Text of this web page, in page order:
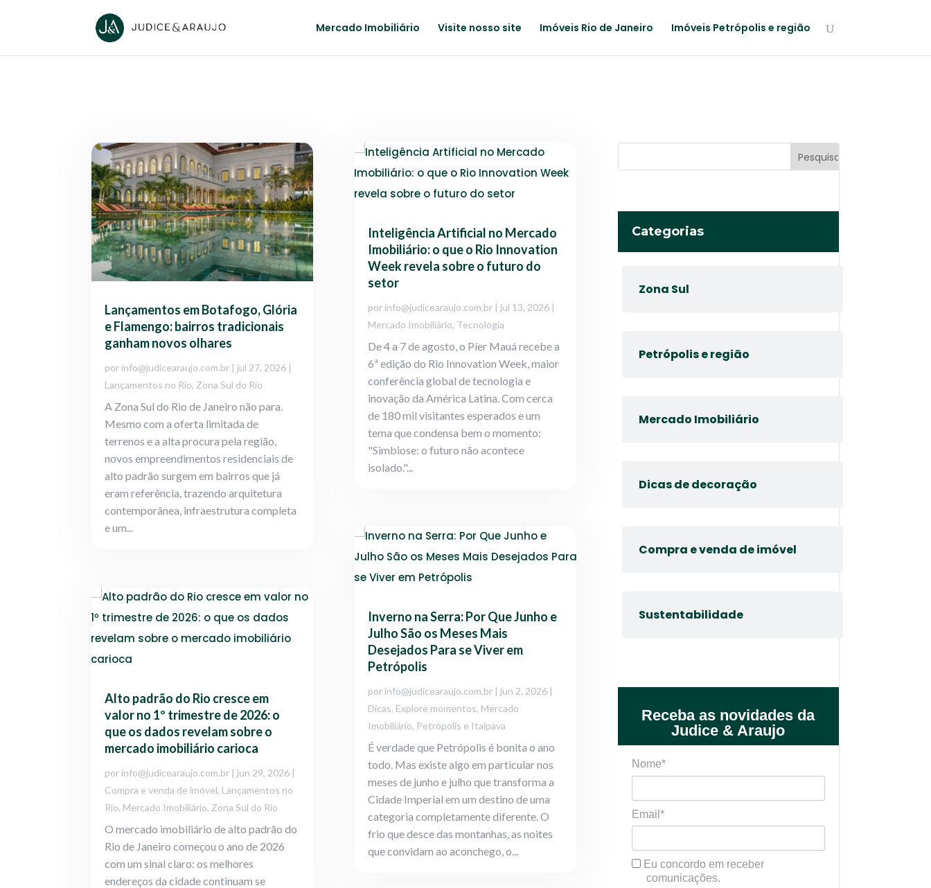
Mercado Imobiliário Visite nosso site Imóveis Rio de Janeiro Imóveis Petrópolis e região
Lançamentos em Botafogo, Glória
e Flamengo: bairros tradicionais
ganham novos olhares
por info@judicearaujo.com.br | jul 27, 2026 |
Lançamentos no Rio, Zona Sul do Rio
A Zona Sul do Rio de Janeiro não para.
Mesmo com a oferta limitada de
terrenos e a alta procura pela região,
novos empreendimentos residenciais de
alto padrão surgem em bairros que já
eram referência, trazendo arquitetura
contemporânea, infraestrutura completa
e um...
Alto padrão do Rio cresce em
valor no 1º trimestre de 2026: o
que os dados revelam sobre o
mercado imobiliário carioca
por info@judicearaujo.com.br | jun 29, 2026 |
Compra e venda de imóvel, Lançamentos no
Rio, Mercado Imobiliário, Zona Sul do Rio
O mercado imobiliário de alto padrão do
Rio de Janeiro começou o ano de 2026
com um sinal claro: os melhores
endereços da cidade continuam se
Inteligência Artificial no Mercado
Imobiliário: o que o Rio Innovation
Week revela sobre o futuro do
setor
por info@judicearaujo.com.br| jul 13, 2026|
Mercado Imobiliário, Tecnologia
De 4 a 7 de agosto, o Píer Mauá recebe a
6ª edição do Rio Innovation Week, maior
conferência global de tecnologia e
inovação da América Latina. Com cerca
de 180 mil visitantes esperados e um
tema que condensa bem o momento:
"Simbiose: o futuro não acontece
isolado."...
Inverno na Serra: Por Que Junho e
Julho São os Meses Mais
Desejados Para se Viver em
Petrópolis
por info@judicearaujo.com.br| jun 2, 2026|
Dicas, Explore momentos, Mercado
Imobiliário, Petrópolis e Itaipava
É verdade que Petrópolis é bonita o ano
todo. Mas existe algo em particular nos
meses de junho e julho que transforma a
Cidade Imperial em um destino de uma
categoria completamente diferente. O
frio que desce das montanhas, as noites
que convidam ao aconchego, o...
Categorias
Zona Sul
Petrópolis e região
Mercado Imobiliário
Dicas de decoração
Compra e venda de imóvel
Sustentabilidade
Receba as novidades da
Judice & Araujo
Nome*
Email*
Eu concordo em receber
comunicações.